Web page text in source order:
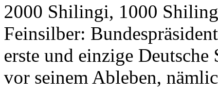
2000 Shilingi, 1000
Feinsilber:
erste und einzige Deutsche
vor seinem Ableben,